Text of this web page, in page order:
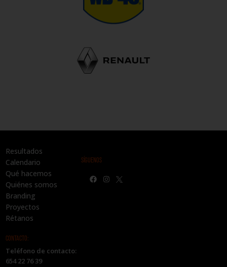
Resultados
Calendario
Qué hacemos
Quiénes somos
Branding
Proyectos
Rétanos
SÍGUENOS
CONTACTO:
Teléfono de contacto:
654 22 76 39